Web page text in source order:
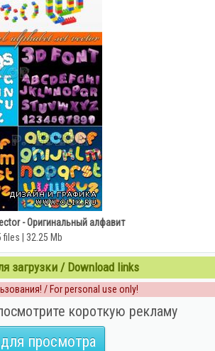
- Оригинальный алфавит
files | 32.25 Mb
загрузки / Download links
/ For personal use only!
короткую рекламу
просмотра